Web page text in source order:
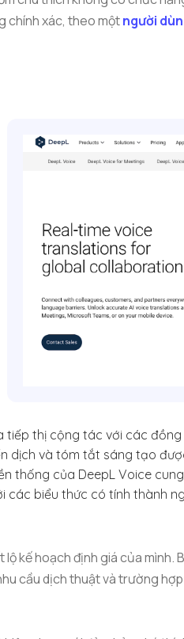
chính xác, theo mộtngười
tiếp thị cộng tác với các
dịch và tóm tắt sáng tạo
thống của DeepL Voice
các biểu thức có tính thành
kế hoạch định giá của mình.
cầu dịch thuật và trường